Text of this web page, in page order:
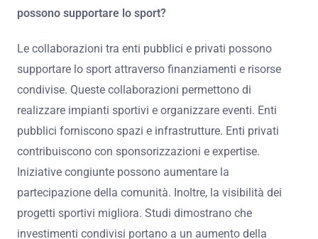
possono supportare lo sport?
Le collaborazioni tra enti pubblici e privati possono
supportare lo sport attraverso finanziamenti e risorse
condivise. Queste collaborazioni permettono di
realizzare impianti sportivi e organizzare eventi. Enti
pubblici forniscono spazi e infrastrutture. Enti privati
contribuiscono con sponsorizzazioni e expertise.
Iniziative congiunte possono aumentare la
partecipazione della comunità. Inoltre, la visibilità dei
progetti sportivi migliora. Studi dimostrano che
investimenti condivisi portano a un aumento della